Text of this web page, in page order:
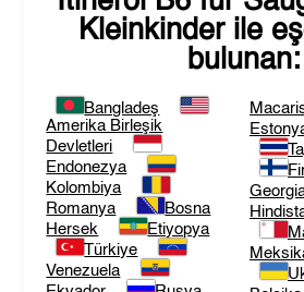
Kleinkinderile
bulunan:
Bangladeş
Amerika Birleşik
Devletleri
Endonezya
Kolombiya
Romanya
Bosna
Hersek
Etiyopya
Türkiye
Venezuela